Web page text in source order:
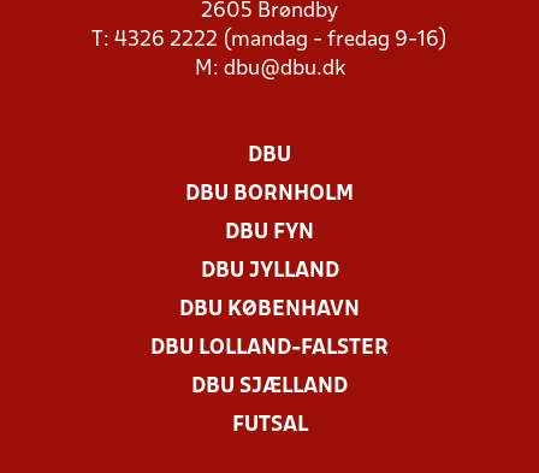
2605 Brøndby
T: 4326 2222 (mandag - fredag 9-16)
M: dbu@dbu.dk
DBU
DBU BORNHOLM
DBU FYN
DBU JYLLAND
DBU KØBENHAVN
DBU LOLLAND-FALSTER
DBU SJÆLLAND
FUTSAL